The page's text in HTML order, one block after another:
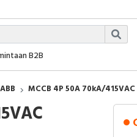
B2B
ABB MCCB 4P 50A 70kA/415VAC